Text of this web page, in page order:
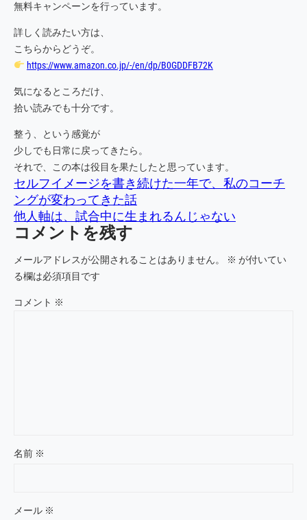
無料キャンペーンを行っています。
詳しく読みたい方は、
こちらからどうぞ。
https://www.amazon.co.jp/-/en/dp/B0GDDFB72K
気になるところだけ、
拾い読みでも十分です。
整う、という感覚が
少しでも日常に戻ってきたら。
それで、この本は役目を果たしたと思っています。
セルフイメージを書き続けた一年で、私のコーチ
ングが変わってきた話
他人軸は、試合中に生まれるんじゃない
コメントを残す
メールアドレスが公開されることはありません。 ※ が付いてい
る欄は必須項目です
コメント ※
名前 ※
メール ※